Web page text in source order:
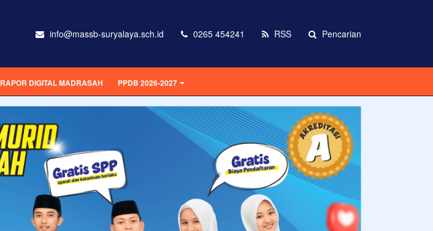
info@massb-suryalaya.sch.id 0265 454241 RSS Pencarian
RAPOR DIGITAL MADRASAH PPDB 2026-2027